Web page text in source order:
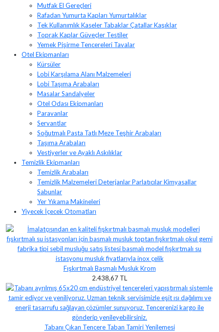
Mutfak El Gereçleri
Rafadan Yumurta Kapları Yumurtalıklar
Tek Kullanımlık Kaseler Tabaklar Çatallar Kaşıklar
Toprak Kaplar Güveçler Testiler
Yemek Pişirme Tencereleri Tavalar
Otel Ekipmanları
Kürsüler
Lobi Karşılama Alanı Malzemeleri
Lobi Taşıma Arabaları
Masalar Sandalyeler
Otel Odası Ekipmanları
Paravanlar
Servantlar
Soğutmalı Pasta Tatlı Meze Teşhir Arabaları
Taşıma Arabaları
Vestiyerler ve Ayaklı Askılıklar
Temizlik Ekipmanları
Temizlik Arabaları
Temizlik Malzemeleri Deterjanlar Parlatıcılar Kimyasallar
Sabunlar
Yer Yıkama Makineleri
Yiyecek İçecek Otomatları
Fışkırtmalı Basmalı Musluk Krom
2.438,67 TL
Tabanı Çıkan Tencere Taban Tamiri Yenilemesi